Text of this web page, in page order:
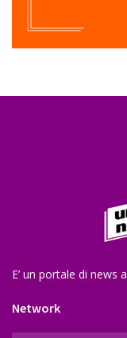
E’ un portale di news
Network